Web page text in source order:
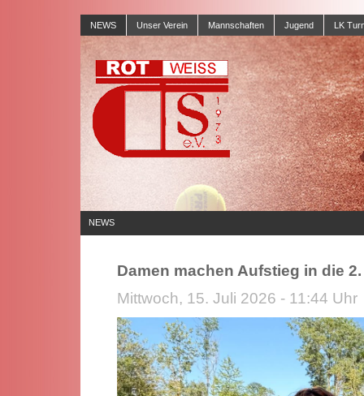
NEWS Unser Verein Mannschaften Jugend LK
NEWS
Damen machen Aufstieg in die
Mittwoch, 15. Juli 2026 - 11:44 Uhr